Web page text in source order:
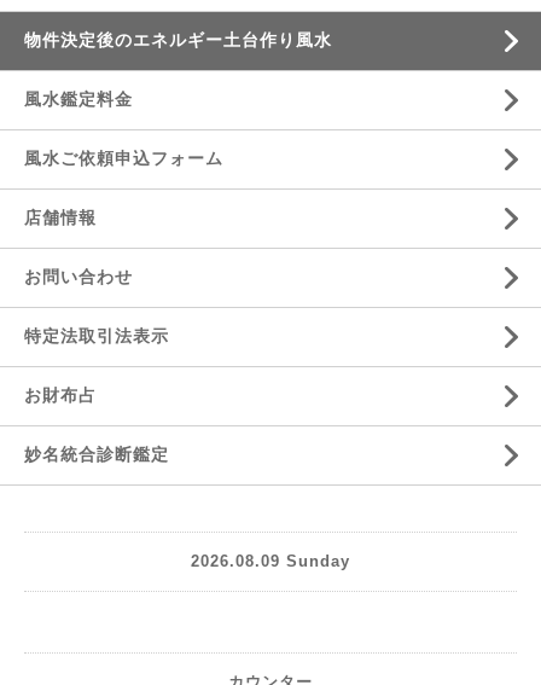
物件決定後のエネルギー土台作り風水
風水鑑定料金
風水ご依頼申込フォーム
店舗情報
お問い合わせ
特定法取引法表示
お財布占
妙名統合診断鑑定
2026.08.09 Sunday